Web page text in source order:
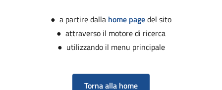
● a partire dalla home pagedel sito
● attraverso il motore di ricerca
● utilizzando il menu principale
Torna alla home